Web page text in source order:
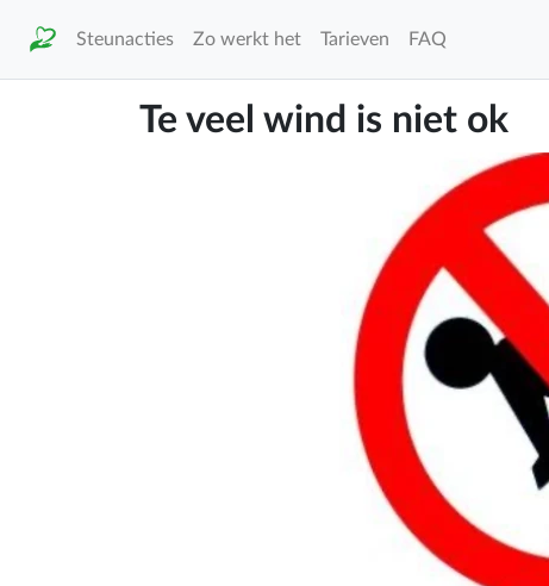
Steunacties Zo werkt het Tarieven FAQ
Te veel wind is niet ok